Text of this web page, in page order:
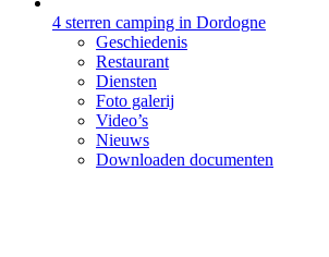
4 sterren camping in Dordogne
Geschiedenis
Restaurant
Diensten
Foto galerij
Video’s
Nieuws
Downloaden documenten